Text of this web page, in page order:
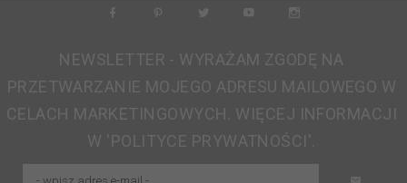
NEWSLETTER - WYRAŻAM ZGODĘ NA
PRZETWARZANIE MOJEGO ADRESU MAILOWEGO W
CELACH MARKETINGOWYCH. WIĘCEJ INFORMACJI
W 'POLITYCE PRYWATNOŚCI'.